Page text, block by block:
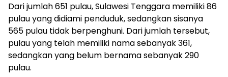
Dari jumlah 651 pulau, Sulawesi Tenggara memiliki 86
pulau yang didiami penduduk, sedangkan sisanya
565 pulau tidak berpenghuni. Dari jumlah tersebut,
pulau yang telah memiliki nama sebanyak 361,
sedangkan yang belum bernama sebanyak 290
pulau.